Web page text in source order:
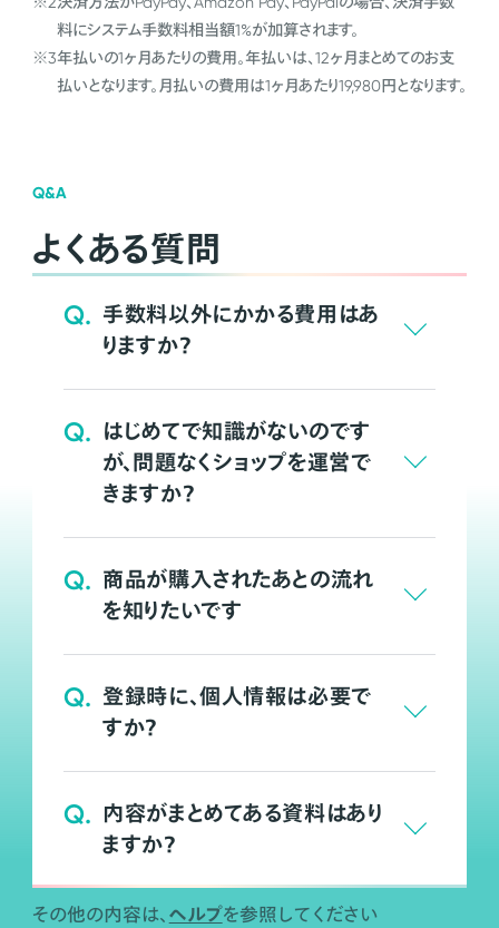
料にシステム手数料相当額1%が加算されます。
※3年払いの1ヶ月あたりの費用。年払いは、12ヶ月まとめてのお支
払いとなります。月払いの費用は1ヶ月あたり19,980円となります。
Q&A
よくある質問
Q. 手数料以外にかかる費用はあ
りますか？
Q. はじめてで知識がないのです
が、問題なくショップを運営で
きますか？
Q. 商品が購入されたあとの流れ
を知りたいです
Q. 登録時に、個人情報は必要で
すか？
Q. 内容がまとめてある資料はあり
ますか？
その他の内容は、 ヘルプを参照してください